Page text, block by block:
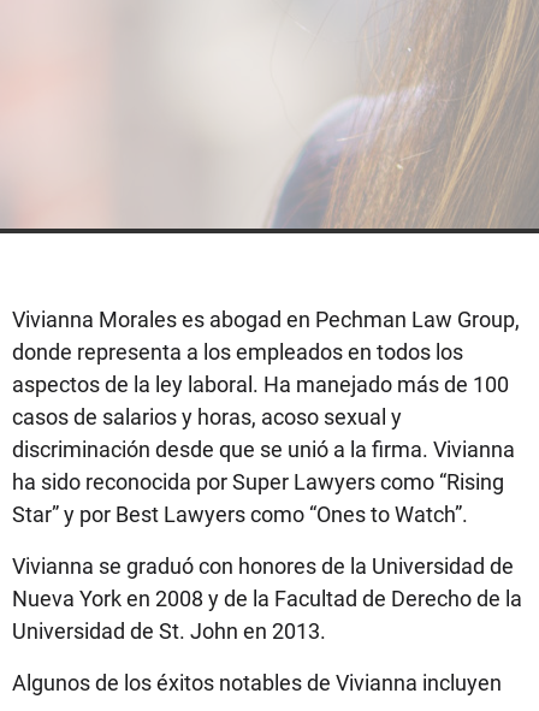
Vivianna Morales es abogad en Pechman Law Group,
donde representa a los empleados en todos los
aspectos de la ley laboral. Ha manejado más de 100
casos de salarios y horas, acoso sexual y
discriminación desde que se unió a la firma. Vivianna
ha sido reconocida por Super Lawyers como “Rising
Star” y por Best Lawyers como “Ones to Watch”.
Vivianna se graduó con honores de la Universidad de
Nueva York en 2008 y de la Facultad de Derecho de la
Universidad de St. John en 2013.
Algunos de los éxitos notables de Vivianna incluyen